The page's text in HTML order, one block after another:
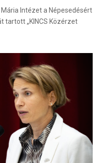
Intézet a Népesedésért
tartott „KINCS Közérzet